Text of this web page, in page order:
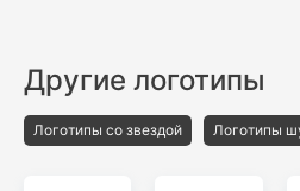
Другие логотипы
Логотипы со звездой Логотипы